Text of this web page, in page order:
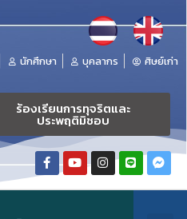
นักศึกษา บุคลากร ศิษย์เก่า
ร้องเรียนการทุจริตและ
ประพฤติมิชอบ